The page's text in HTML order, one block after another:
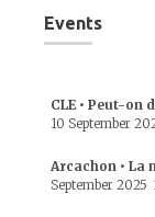
Events
CLE • Peut-on
10 September
Arcachon • La
September 2025